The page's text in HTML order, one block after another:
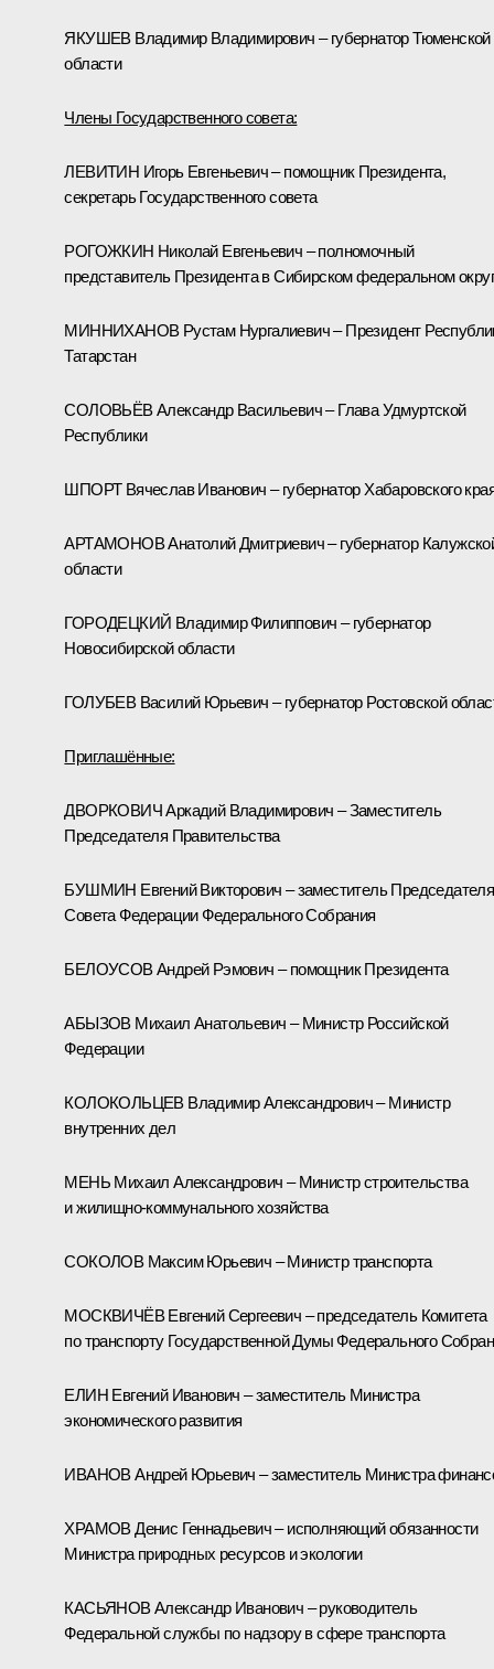
ЯКУШЕВ Владимир Владимирович – губернатор Тюменской
области
Члены Государственного совета:
ЛЕВИТИН Игорь Евгеньевич – помощник Президента,
секретарь Государственного совета
РОГОЖКИН Николай Евгеньевич – полномочный
представитель Президента в Сибирском федеральном
МИННИХАНОВ Рустам Нургалиевич – Президент
Татарстан
СОЛОВЬЁВ Александр Васильевич – Глава Удмуртской
Республики
ШПОРТ Вячеслав Иванович – губернатор Хабаровского
АРТАМОНОВ Анатолий Дмитриевич – губернатор
области
ГОРОДЕЦКИЙ Владимир Филиппович – губернатор
Новосибирской области
ГОЛУБЕВ Василий Юрьевич – губернатор Ростовской
Приглашённые:
ДВОРКОВИЧ Аркадий Владимирович – Заместитель
Председателя Правительства
БУШМИН Евгений Викторович – заместитель Председателя
Совета Федерации Федерального Собрания
БЕЛОУСОВ Андрей Рэмович – помощник Президента
АБЫЗОВ Михаил Анатольевич – Министр Российской
Федерации
КОЛОКОЛЬЦЕВ Владимир Александрович – Министр
внутренних дел
МЕНЬ Михаил Александрович – Министр строительства
и жилищно-коммунального хозяйства
СОКОЛОВ Максим Юрьевич – Министр транспорта
МОСКВИЧЁВ Евгений Сергеевич – председатель Комитета
по транспорту Государственной Думы Федерального
ЕЛИН Евгений Иванович – заместитель Министра
экономического развития
ИВАНОВ Андрей Юрьевич – заместитель Министра
ХРАМОВ Денис Геннадьевич – исполняющий обязанности
Министра природных ресурсов и экологии
КАСЬЯНОВ Александр Иванович – руководитель
Федеральной службы по надзору в сфере транспорта